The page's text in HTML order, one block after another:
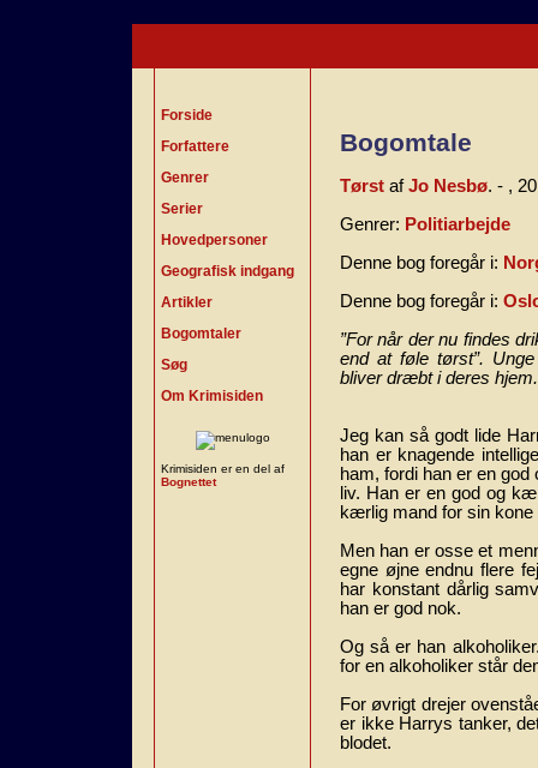
Forside
Forfattere
Genrer
Serier
Hovedpersoner
Geografisk indgang
Artikler
Bogomtaler
Søg
Om Krimisiden
Krimisiden er en del af
Bognettet
Bogomtale
Tørst afJo Nesbø. - ,
Genrer: Politiarbejde
Denne bog foregår i:
Denne bog foregår i:
”For når der nu findes
end at føle tørst”.
bliver dræbt i deres hjem.
Jeg kan så godt lide
han er knagende
ham, fordi han er en
liv. Han er en god og
kærlig mand for sin kone
Men han er osse et
egne øjne endnu flere
har konstant dårlig
han er god nok.
Og så er han
for en alkoholiker står
For øvrigt drejer
er ikke Harrys tanker,
blodet.